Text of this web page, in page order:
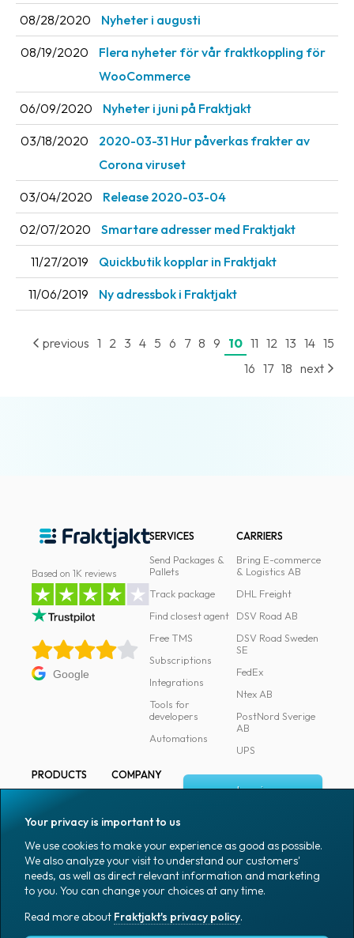
08/28/2020 Nyheter i augusti
08/19/2020
Flera nyheter för vår fraktkoppling för
WooCommerce
06/09/2020 Nyheter i juni på Fraktjakt
03/18/2020
2020-03-31 Hur påverkas frakter av
Corona viruset
03/04/2020 Release 2020-03-04
02/07/2020 Smartare adresser med Fraktjakt
11/27/2019 Quickbutik kopplar in Fraktjakt
11/06/2019 Ny adressbok i Fraktjakt
previous 1 2 3 4 5 6 7 8 9 10 11 12 13 14 15
16 17 18 next
Based on 1K reviews
Google
SERVICES
Send Packages &
Pallets
Track package
Find closest agent
Free TMS
Subscriptions
Integrations
Tools for
developers
Automations
CARRIERS
Bring E-commerce
& Logistics AB
DHL Freight
DSV Road AB
DSV Road Sweden
SE
FedEx
Ntex AB
PostNord Sverige
AB
UPS
PRODUCTS
Marking
Packaging
Packaging
accessories
Office goods
COMPANY
Media
Coworkers
Job & career
News archive
Blog
Log in
Sign up
English (US)
Your privacy is important to us
We use cookies to make your experience as good as possible.
We also analyze your visit to understand our customers'
needs, as well as direct relevant information and marketing
to you. You can change your choices at any time.
Read more about Fraktjakt's privacy policy.